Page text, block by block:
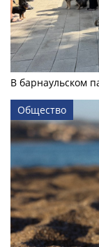
В барнаульском
Общество